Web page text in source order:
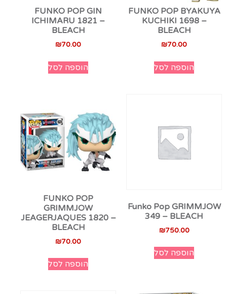
FUNKO POP BYAKUYA
KUCHIKI 1698 –
BLEACH
₪70.00
הוספה לסל
FUNKO POP GIN
ICHIMARU 1821 –
BLEACH
₪70.00
הוספה לסל
Funko Pop GRIMMJOW
349 – BLEACH
₪750.00
הוספה לסל
FUNKO POP
GRIMMJOW
JEAGERJAQUES 1820 –
BLEACH
₪70.00
הוספה לסל